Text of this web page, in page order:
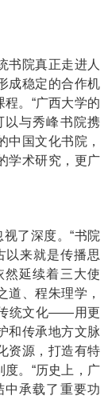
书院真正走进人
成稳定的合作机
。“广西大学的
以与秀峰书院携
中国文化书院，
学术研究，更广
了深度。“书院
以来就是传播思
然延续着三大使
、程朱理学，
统文化——用更
和传承地方文脉
资源，打造有特
。“历史上，广
中承载了重要功